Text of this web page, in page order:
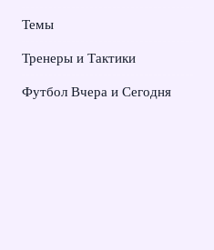
Темы
Тренеры и Тактики
Футбол Вчера и Сегодня